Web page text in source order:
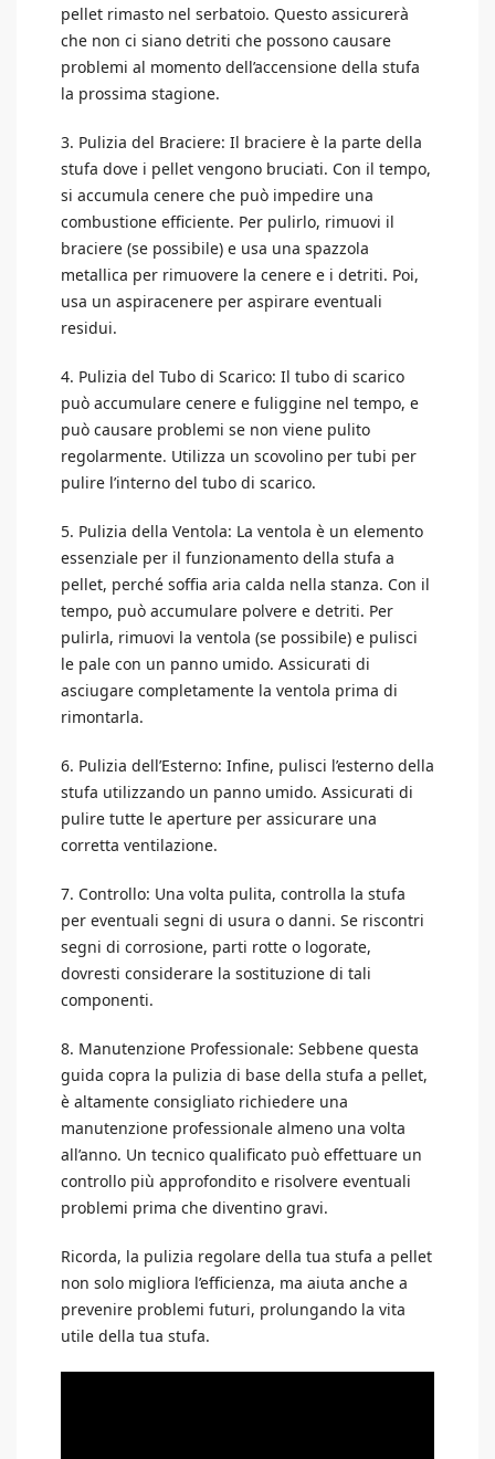
pellet rimasto nel serbatoio. Questo assicurerà
che non ci siano detriti che possono causare
problemi al momento dell’accensione della stufa
la prossima stagione.
3. Pulizia del Braciere: Il braciere è la parte della
stufa dove i pellet vengono bruciati. Con il tempo,
si accumula cenere che può impedire una
combustione efficiente. Per pulirlo, rimuovi il
braciere (se possibile) e usa una spazzola
metallica per rimuovere la cenere e i detriti. Poi,
usa un aspiracenere per aspirare eventuali
residui.
4. Pulizia del Tubo di Scarico: Il tubo di scarico
può accumulare cenere e fuliggine nel tempo, e
può causare problemi se non viene pulito
regolarmente. Utilizza un scovolino per tubi per
pulire l’interno del tubo di scarico.
5. Pulizia della Ventola: La ventola è un elemento
essenziale per il funzionamento della stufa a
pellet, perché soffia aria calda nella stanza. Con il
tempo, può accumulare polvere e detriti. Per
pulirla, rimuovi la ventola (se possibile) e pulisci
le pale con un panno umido. Assicurati di
asciugare completamente la ventola prima di
rimontarla.
6. Pulizia dell’Esterno: Infine, pulisci l’esterno della
stufa utilizzando un panno umido. Assicurati di
pulire tutte le aperture per assicurare una
corretta ventilazione.
7. Controllo: Una volta pulita, controlla la stufa
per eventuali segni di usura o danni. Se riscontri
segni di corrosione, parti rotte o logorate,
dovresti considerare la sostituzione di tali
componenti.
8. Manutenzione Professionale: Sebbene questa
guida copra la pulizia di base della stufa a pellet,
è altamente consigliato richiedere una
manutenzione professionale almeno una volta
all’anno. Un tecnico qualificato può effettuare un
controllo più approfondito e risolvere eventuali
problemi prima che diventino gravi.
Ricorda, la pulizia regolare della tua stufa a pellet
non solo migliora l’efficienza, ma aiuta anche a
prevenire problemi futuri, prolungando la vita
utile della tua stufa.